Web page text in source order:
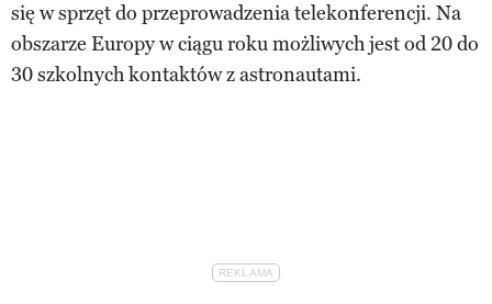
się w sprzęt do przeprowadzenia telekonferencji. Na
obszarze Europy w ciągu roku możliwych jest od 20 do
30 szkolnych kontaktów z astronautami.